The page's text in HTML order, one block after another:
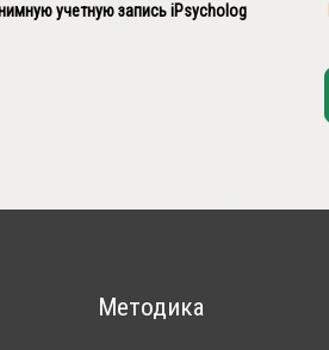
учетную запись iPsycholog
Методика